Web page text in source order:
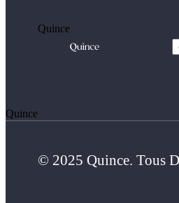
Quince
Quince
© 2025 Quince. Tous